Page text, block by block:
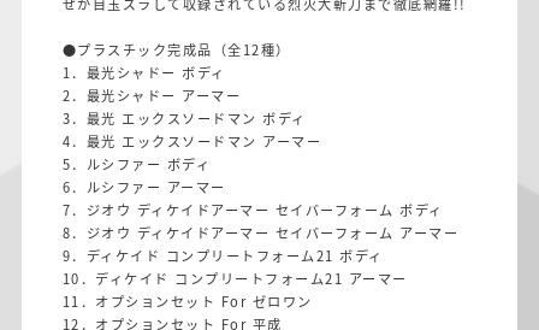
●プラスチック完成品（全12種）
1．最光シャドー ボディ
2．最光シャドー アーマー
3．最光 エックスソードマン ボディ
4．最光 エックスソードマン アーマー
5．ルシファー ボディ
6．ルシファー アーマー
7．ジオウ ディケイドアーマー セイバーフォーム ボディ
8．ジオウ ディケイドアーマー セイバーフォーム アーマー
9．ディケイド コンプリートフォーム21 ボディ
10．ディケイド コンプリートフォーム21 アーマー
11．オプションセット For ゼロワン
12．オプションセット For 平成